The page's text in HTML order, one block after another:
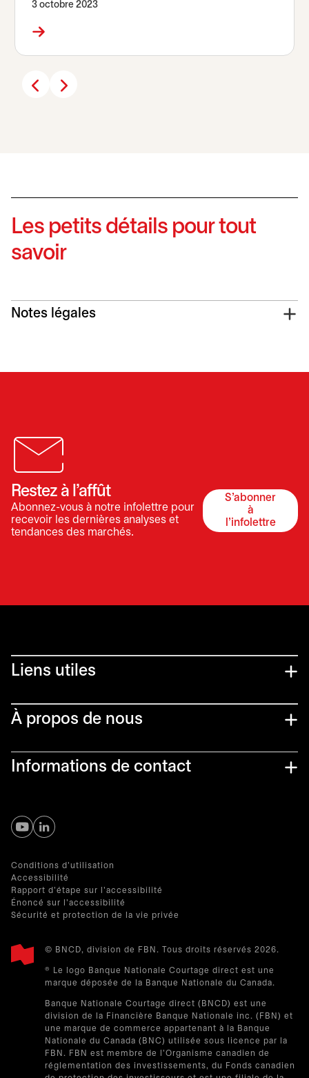
3 octobre 2023
Les petits détails pour tout
savoir
Notes légales
Restez à l’affût
Abonnez-vous à notre infolettre pour
recevoir les dernières analyses et
tendances des marchés.
S'abonner
à
l'infolettre
s’ouvre
Liens utiles​
À propos de nous
Informations de contact
s’ouvre dans un nouvel onglet
s’ouvre dans un nouvel onglet
Conditions d'utilisation
Accessibilité
Rapport d'étape sur l'accessibilité
Énoncé sur l'accessibilité
Sécurité et protection de la vie privée
© BNCD, division de FBN. Tous droits réservés 2026.
® Le logo Banque Nationale Courtage direct est une
marque déposée de la Banque Nationale du Canada.
Banque Nationale Courtage direct (BNCD) est une
division de la Financière Banque Nationale inc. (FBN) et
une marque de commerce appartenant à la Banque
Nationale du Canada (BNC) utilisée sous licence par la
FBN. FBN est membre de l'Organisme canadien de
réglementation des investissements, du Fonds canadien